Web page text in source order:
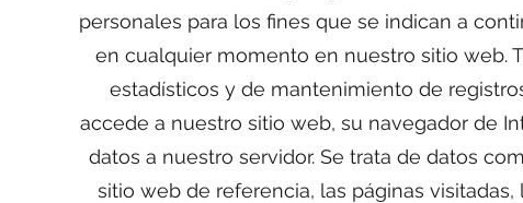
personales para los fines que se indican a
en cualquier momento en nuestro sitio web.
estadísticos y de mantenimiento de
accede a nuestro sitio web, su navegador de
datos a nuestro servidor. Se trata de datos
sitio web de referencia, las páginas